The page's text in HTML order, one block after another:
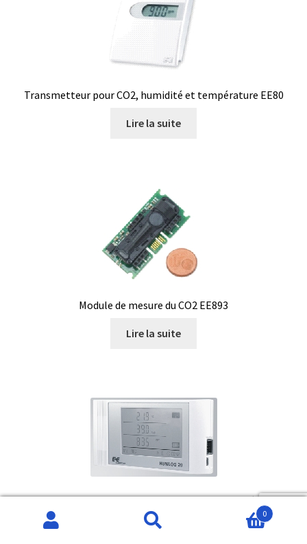
Transmetteur pour CO2, humidité et température EE80
Lire la suite
Module de mesure du CO2 EE893
Lire la suite
Enregistreur HUMLOG 20-TCO pour l’humidité, la
température et le CO2
Recherche
Recherche
0